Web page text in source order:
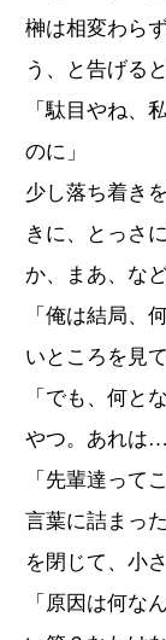
榊は相変わら
う、と告げる
「駄目やね、
のに」
少し落ち着き
きに、とっさ
か、まあ、な
「俺は結局、
いところを見
「でも、何と
やつ。あれ
「先輩達って
言葉に詰まっ
を閉じて、小
「原因は何な